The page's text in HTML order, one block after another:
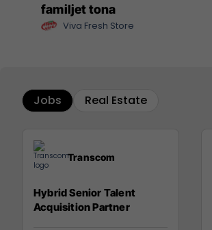
familjet tona
Viva Fresh Store
Jobs Real Estate
Transcom
Hybrid Senior Talent
Acquisition Partner